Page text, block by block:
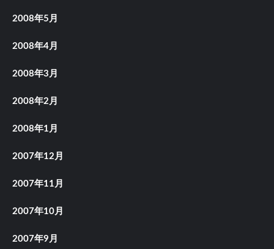
2008年5月
2008年4月
2008年3月
2008年2月
2008年1月
2007年12月
2007年11月
2007年10月
2007年9月